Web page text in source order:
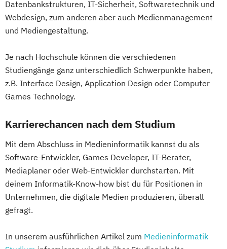
Datenbankstrukturen, IT-Sicherheit, Softwaretechnik und
Webdesign, zum anderen aber auch Medienmanagement
und Mediengestaltung.
Je nach Hochschule können die verschiedenen
Studiengänge ganz unterschiedlich Schwerpunkte haben,
z.B. Interface Design, Application Design oder Computer
Games Technology.
Karrierechancen nach dem Studium
Mit dem Abschluss in Medieninformatik kannst du als
Software-Entwickler, Games Developer, IT-Berater,
Mediaplaner oder Web-Entwickler durchstarten. Mit
deinem Informatik-Know-how bist du für Positionen in
Unternehmen, die digitale Medien produzieren, überall
gefragt.
In unserem ausführlichen Artikel zum Medieninformatik